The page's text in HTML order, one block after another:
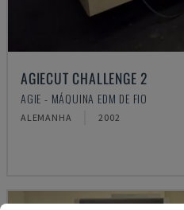
AGIECUT CHALLENGE 2
AGIE - MÁQUINA EDM DE FIO
ALEMANHA 2002